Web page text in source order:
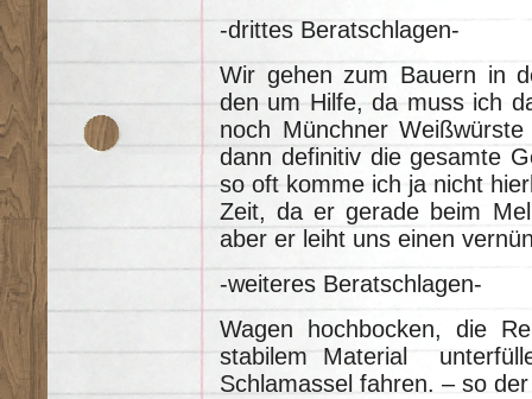
-drittes Beratschlagen-
Wir gehen zum Bauern in
den um Hilfe, da muss ich
noch Münchner
dann definitiv die gesamte
so oft komme ich ja nicht
Zeit, da er gerade beim
aber er leiht uns einen
-weiteres Beratschlagen-
Wagen hochbocken, die
stabilem Material
Schlamassel fahren. – so